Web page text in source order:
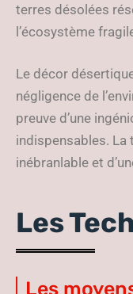
terres désolées
l’écosystème
Le décor
négligence de
preuve d’une
indispensables. La
inébranlable et
Les
Les